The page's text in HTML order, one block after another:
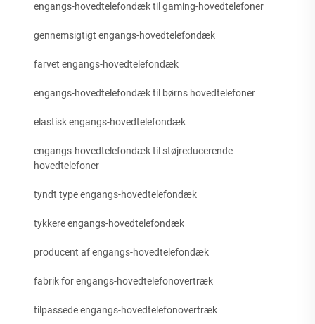
engangs-hovedtelefondæk til gaming-hovedtelefoner
gennemsigtigt engangs-hovedtelefondæk
farvet engangs-hovedtelefondæk
engangs-hovedtelefondæk til børns hovedtelefoner
elastisk engangs-hovedtelefondæk
engangs-hovedtelefondæk til støjreducerende
hovedtelefoner
tyndt type engangs-hovedtelefondæk
tykkere engangs-hovedtelefondæk
producent af engangs-hovedtelefondæk
fabrik for engangs-hovedtelefonovertræk
tilpassede engangs-hovedtelefonovertræk